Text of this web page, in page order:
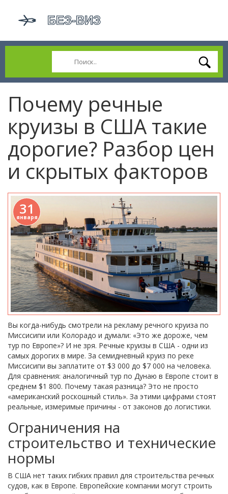
Почему речные
круизы в США такие
дорогие? Разбор цен
и скрытых факторов
31
января
Вы когда-нибудь смотрели на рекламу речного круиза по
Миссисипи или Колорадо и думали: «Это же дороже, чем
тур по Европе»? И не зря. Речные круизы в США - одни из
самых дорогих в мире. За семидневный круиз по реке
Миссисипи вы заплатите от $3 000 до $7 000 на человека.
Для сравнения: аналогичный тур по Дунаю в Европе стоит в
среднем $1 800. Почему такая разница? Это не просто
«американский роскошный стиль». За этими цифрами стоят
реальные, измеримые причины - от законов до логистики.
Ограничения на
строительство и технические
нормы
В США нет таких гибких правил для строительства речных
судов, как в Европе. Европейские компании могут строить